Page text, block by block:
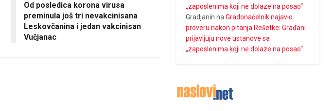
Od posledica korona virusa
preminula još tri nevakcinisana
Leskovčanina i jedan vakcinisan
Vučjanac
„zaposlenima koji ne dolaze na posao“
Gradjanin naGradonačelnik najavio
proveru nakon pitanja Rešetke: Građani
prijavljuju nove ustanove sa
„zaposlenima koji ne dolaze na posao“